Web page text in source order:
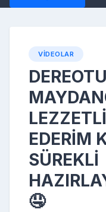
VIDEOLAR
EDERİM
SÜREKLİ
🤤